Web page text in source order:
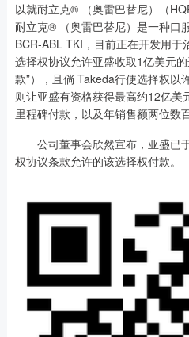
以就耐立克® （奥雷巴替尼）（
耐立克® （奥雷巴替尼）是一种口
BCR-ABL TKI，目前正在开发用
选择权协议允许亚盛收取1亿美元
款”），且倘 Takeda行使选择权以
则让亚盛有资格获得最高约12亿
里程碑付款，以及年销售额两位数
公司董事会欣然宣布，亚盛已
权协议条款允许的该选择权付款。